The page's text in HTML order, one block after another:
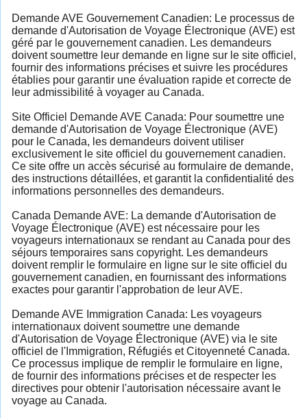
Demande AVE Gouvernement Canadien: Le processus de
demande d'Autorisation de Voyage Électronique (AVE) est
géré par le gouvernement canadien. Les demandeurs
doivent soumettre leur demande en ligne sur le site officiel,
fournir des informations précises et suivre les procédures
établies pour garantir une évaluation rapide et correcte de
leur admissibilité à voyager au Canada.
Site Officiel Demande AVE Canada: Pour soumettre une
demande d'Autorisation de Voyage Électronique (AVE)
pour le Canada, les demandeurs doivent utiliser
exclusivement le site officiel du gouvernement canadien.
Ce site offre un accès sécurisé au formulaire de demande,
des instructions détaillées, et garantit la confidentialité des
informations personnelles des demandeurs.
Canada Demande AVE: La demande d'Autorisation de
Voyage Électronique (AVE) est nécessaire pour les
voyageurs internationaux se rendant au Canada pour des
séjours temporaires sans copyright. Les demandeurs
doivent remplir le formulaire en ligne sur le site officiel du
gouvernement canadien, en fournissant des informations
exactes pour garantir l'approbation de leur AVE.
Demande AVE Immigration Canada: Les voyageurs
internationaux doivent soumettre une demande
d'Autorisation de Voyage Électronique (AVE) via le site
officiel de l'Immigration, Réfugiés et Citoyenneté Canada.
Ce processus implique de remplir le formulaire en ligne,
de fournir des informations précises et de respecter les
directives pour obtenir l'autorisation nécessaire avant le
voyage au Canada.